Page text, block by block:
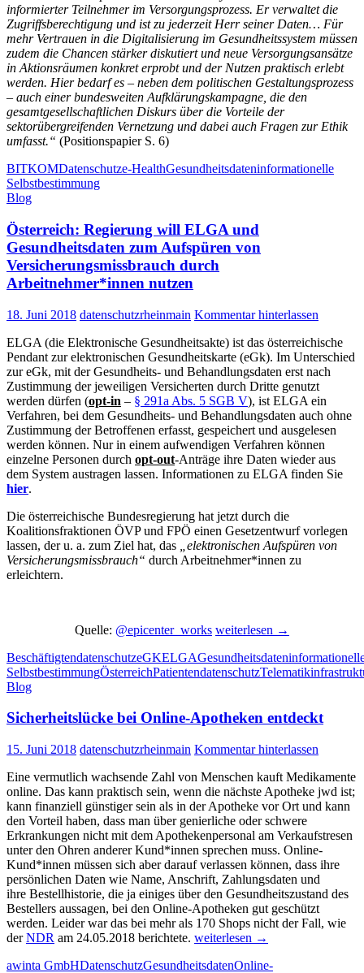
informierter Teilnehmer im Versorgungsprozess. Er verwaltet die
Zugriffsberechtigung und ist zu jederzeit Herr seiner Daten… Für
mehr Vertrauen in die Digitalisierung im Gesundheitssystem müssen
zudem die Chancen stärker diskutiert und neue Versorgungsansätze
in Aktionsräumen konkret erprobt und der Nutzen praktisch erlebt
werden. Hier bedarf es – neben dem politischen Gestaltungsprozess
– auch einer bundesweiten Aufklärungskampagne, die den
gesamtgesellschaftlichen Diskurs über die Vorteile der
sektorübergreifenden Vernetzung und dabei auch Fragen zur Ethik
umfasst.“ (Positionspapier S. 6)
BITKOMDatenschutze-HealthGesundheitsdateninformationelle
Selbstbestimmung
Blog
Österreich: Regierung will ELGA und
Gesundheitsdaten zum Aufspüren von
Versicherungsmissbrauch durch
Arbeitnehmer*innen nutzen
18. Juni 2018 datenschutzrheinmain Kommentar hinterlassen
ELGA (die Elektronische Gesundheitsakte) ist das österreichische
Pendant zur elektronischen Gesundheitskarte (eGk). Im Unterschied
zur eGk, mit der Gesundheits- und Behandlungsdaten erst nach
Zustimmung der jeweiligen Versicherten durch Dritte genutzt
werden dürfen (opt-in – § 291a Abs. 5 SGB V), ist ELGA ein
Verfahren, bei dem Gesundheits- und Behandlungsdaten auch ohne
Zustimmung der Betroffenen erfasst, gespeichert und ausgelesen
werden können. Nur in einem aufwendigen Verfahren können
einzelne Personen durch opt-out-Anträge ihre Daten wieder aus
dem System austragen lassen. Informationen zu ELGA finden Sie
hier.
Die österreichische Bundesregierung hat jetzt durch die
Koalitionsfraktionen ÖVP und FPÖ einen Gesetzentwurf vorlegen
lassen, der u. a. zum Ziel hat, das
„elektronischen Aufspüren von
Versicherungsmissbrauch“ durch Arbeitnehmer*innen zu
erleichtern.
Quelle: @epicenter_works Österreich:
will
ELGA
zum
von
durch
Arbeitnehmer*innen
nutzen
weiterlesen →
BeschäftigtendatenschutzeGKELGAGesundheitsdaten
SelbstbestimmungÖsterreichPatientendatenschutz
Blog
Sicherheitslücke bei Online-Apotheken entdeckt
15. Juni 2018 datenschutzrheinmain Kommentar hinterlassen
Eine vermutlich wachsende Zahl von Menschen kauft Medikamente
online. Das kann praktisch sein, wenn die nächste Apotheke jwd ist;
kann finanziell günstiger sein als in der Apotheke vor Ort und kann
den Vorteil haben, dass man über genierliche oder schwere
Erkrankungen nicht mit dem Apothekenpersonal am Verkaufstresen
unter den Ohren anderer Kund*innen sprechen muss. Online-
Kund*innen müssen sich aber darauf verlassen können, dass ihre
persönlichen Daten wie Name, Anschrift, Zahlungsdaten und
ihre Bestellhistorie, die ja einiges über den Gesundheitszustand des
Bestellers aussagen, bei den Online-Apotheken gut geschützt
werden. Leider war das bei mehr als 170 Shops nicht der Fall, wie
derNDR am 24.05.2018 berichtete. Sicherheitslücke
Online-
weiterlesen →
awinta GmbHDatenschutzGesundheitsdatenOnline-